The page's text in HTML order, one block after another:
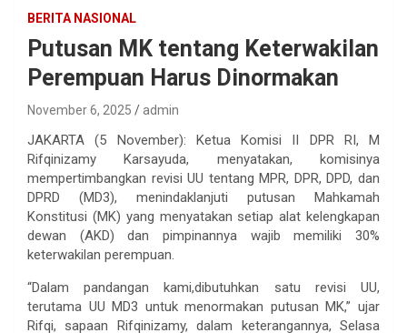
BERITA NASIONAL
Putusan MK tentang Keterwakilan
Perempuan Harus Dinormakan
November 6, 2025 admin
JAKARTA (5 November): Ketua Komisi II DPR RI, M
Rifqinizamy Karsayuda, menyatakan, komisinya
mempertimbangkan revisi UU tentang MPR, DPR, DPD, dan
DPRD (MD3), menindaklanjuti putusan Mahkamah
Konstitusi (MK) yang menyatakan setiap alat kelengkapan
dewan (AKD) dan pimpinannya wajib memiliki 30%
keterwakilan perempuan.
“Dalam pandangan kami,dibutuhkan satu revisi UU,
terutama UU MD3 untuk menormakan putusan MK,” ujar
Rifqi, sapaan Rifqinizamy, dalam keterangannya, Selasa